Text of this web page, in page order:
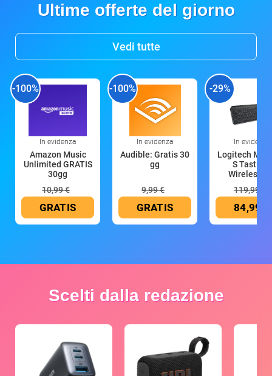
Ultime offerte del giorno
Vedi tutte
-100%
In evidenza
Amazon Music
Unlimited GRATIS
30gg
10,99 €
GRATIS
-100%
In evidenza
Audible: Gratis 30
gg
9,99 €
GRATIS
-29%
In evidenza
Logitech MX
S Tastiera
Wireless
119,99 €
84,99 €
Scelti dalla redazione